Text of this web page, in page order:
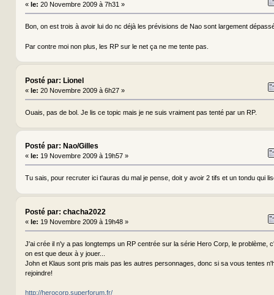
« le: 20 Novembre 2009 à 7h31 »
Bon, on est trois à avoir lui do nc déjà les prévisions de Nao sont largement
Par contre moi non plus, les RP sur le net ça ne me tente pas.
Posté par: Lionel
« le: 20 Novembre 2009 à 6h27 »
Ouais, pas de bol. Je lis ce topic mais je ne suis vraiment pas tenté par un RP.
Posté par: Nao/Gilles
« le: 19 Novembre 2009 à 19h57 »
Tu sais, pour recruter ici t'auras du mal je pense, doit y avoir 2 tifs et un tondu qui
Posté par: chacha2022
« le: 19 Novembre 2009 à 19h48 »
J'ai crée il n'y a pas longtemps un RP centrée sur la série Hero Corp, le problème,
on est que deux à y jouer...
John et Klaus sont pris mais pas les autres personnages, donc si sa vous tentes
rejoindre!
http://herocorp.superforum.fr/